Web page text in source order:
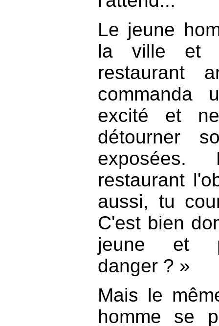
Le jeune
la ville et
restaurant
excité et
détourner
restaurant
aussi, tu
C'est bien
jeune et
danger ? »
Mais le
homme se